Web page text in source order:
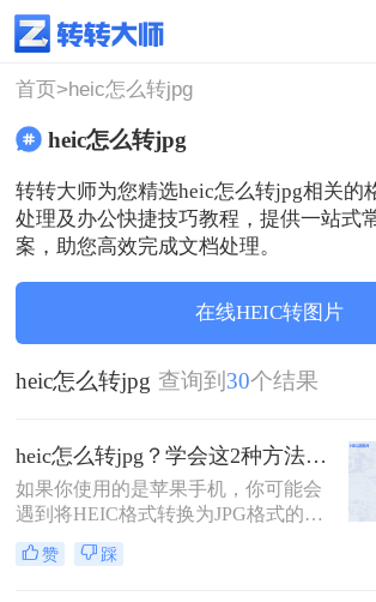
使用技巧
首页>heic怎么转jpg
heic怎么转jpg
转转大师为您精选heic怎么转jpg相关的
处理及办公快捷技巧教程，提供一站式
案，助您高效完成文档处理。
在线HEIC转图片
heic怎么转jpg 查询到 30个结果
heic怎么转jpg？学会这2种方法，轻松打开heic格式照片！
如果你使用的是苹果手机，你可能会
遇到将HEIC格式转换为JPG格式的问
题。虽然HEIC格式在保存图像时可以
节省大量存储空间，但不是所有设备
赞 踩